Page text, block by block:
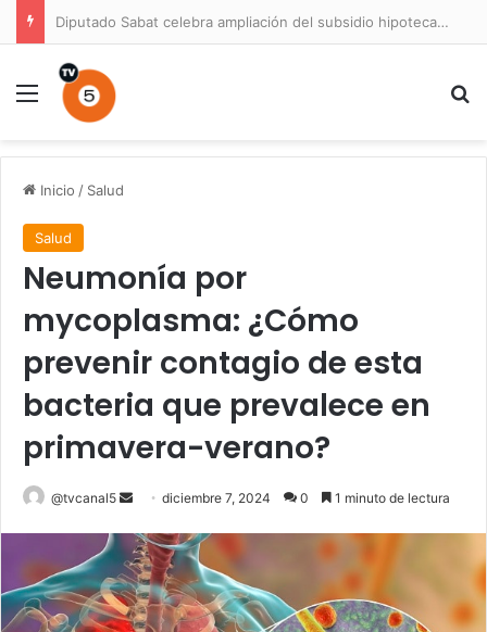
Diputado Sabat celebra ampliación del subsidio hipotecario con viviendas de hasta 6.000 UF
Menú
Inicio / Salud
Salud
Neumonía por
mycoplasma: ¿Cómo
prevenir contagio de esta
bacteria que prevalece en
primavera-verano?
@tvcanal5
Send
email
diciembre 7, 2024 0 1 minuto de lectura